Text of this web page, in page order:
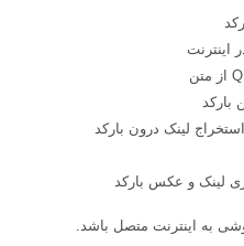
اینترنت
بارکد
لینک درون بارکد
لینک و عکس بارکد
به اینترنت متصل باشد.